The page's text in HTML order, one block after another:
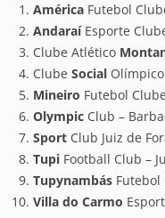
América Futebol
AndaraíEsporte
Clube Atlético
Clube Social
Mineiro Futebol
Olympic Club –
Sport Club Juiz de
Tupi Football Club –
Tupynambás Futebol
Villa do Carmo